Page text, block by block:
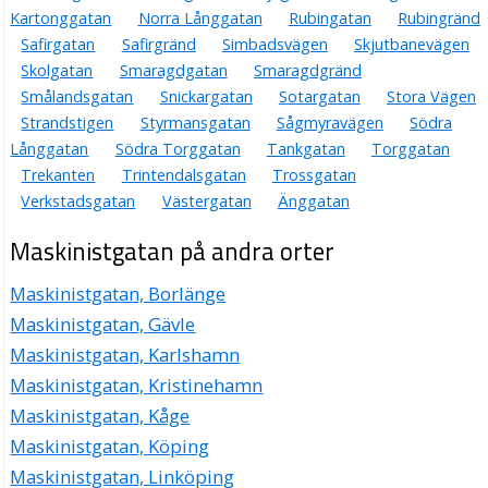
Kartonggatan
Norra Långgatan Rubingatan
Rubingränd
Safirgatan
Safirgränd Simbadsvägen
Skjutbanevägen
Skolgatan
Smaragdgatan
Smaragdgränd
Smålandsgatan
Snickargatan Sotargatan
Stora Vägen
Strandstigen
Styrmansgatan Sågmyravägen
Södra
Långgatan
Södra Torggatan Tankgatan
Torggatan
Trekanten
Trintendalsgatan
Trossgatan
Verkstadsgatan
Västergatan Änggatan
Maskinistgatan på andra orter
Maskinistgatan, Borlänge
Maskinistgatan, Gävle
Maskinistgatan, Karlshamn
Maskinistgatan, Kristinehamn
Maskinistgatan, Kåge
Maskinistgatan, Köping
Maskinistgatan, Linköping